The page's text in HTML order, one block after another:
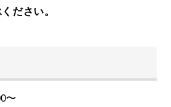
ださい。
〜